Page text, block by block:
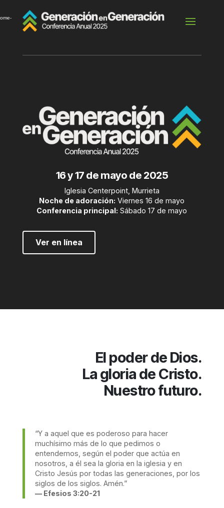
de
16 y 17 de mayo de 2025
Iglesia Centerpoint, Murrieta
Noche de adoración: Viernes 16 de mayo
Conferencia principal: Sábado 17 de mayo
Ver en línea
El poder de Dios.
La gloria de Cristo.
Nuestro futuro.
“Y a aquel que es poderoso para hacer
muchísimo más de lo que pedimos o
entendemos, según el poder que actúa en
nosotros, a él sea la gloria en la iglesia y en
Cristo Jesús por todas las generaciones, por los
siglos de los siglos. Amén.”
— Efesios 3:20-21